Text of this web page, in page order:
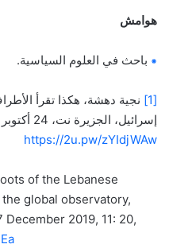
هوامش
⁕ باحث في العلوم السياسية.
[1]
نجية دهشة، هكذا تقرأ
إسرائيل، الجزيرة نت، 24 أكتوبر 2024، متاح عبر الرابط التالي:
https://2u.pw/zYIdjWAw
of the Lebanese
global observatory,
2019, 11: 20,